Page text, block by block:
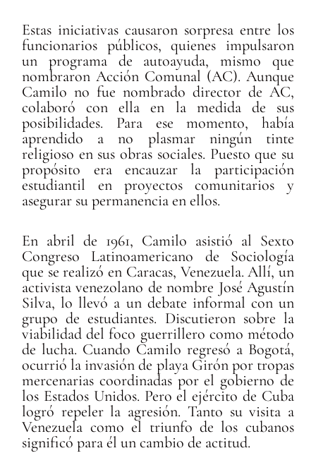
Estas iniciativas causaron sorpresa entre los
funcionarios públicos, quienes impulsaron
un programa de autoayuda, mismo que
nombraron Acción Comunal (AC). Aunque
Camilo no fue nombrado director de AC,
colaboró con ella en la medida de sus
posibilidades. Para ese momento, había
aprendido a no plasmar ningún tinte
religioso en sus obras sociales. Puesto que su
propósito era encauzar la participación
estudiantil en proyectos comunitarios y
asegurar su permanencia en ellos.
En abril de 1961, Camilo asistió al Sexto
Congreso Latinoamericano de Sociología
que se realizó en Caracas, Venezuela. Allí, un
activista venezolano de nombre José Agustín
Silva, lo llevó a un debate informal con un
grupo de estudiantes. Discutieron sobre la
viabilidad del foco guerrillero como método
de lucha. Cuando Camilo regresó a Bogotá,
ocurrió la invasión de playa Girón por tropas
mercenarias coordinadas por el gobierno de
los Estados Unidos. Pero el ejército de Cuba
logró repeler la agresión. Tanto su visita a
Venezuela como el triunfo de los cubanos
significó para él un cambio de actitud.